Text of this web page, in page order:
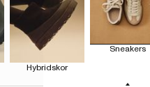
Hybridskor
Sneakers